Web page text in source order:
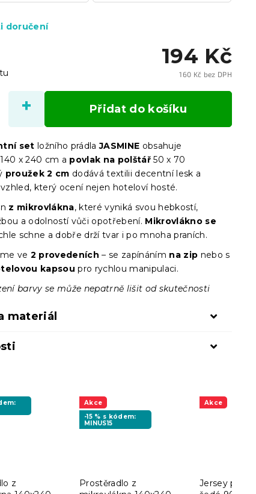
194 Kč
160 Kč bez DPH
cena:
doručení
Přidat do košíku
set ložního prádlaJASMINE obsahuje
140 x 240 cm a povlak na polštář50 x 70
proužek 2 cm dodává textilii decentní lesk a
který ocení nejen hoteloví hosté.
z mikrovlákna, které vyniká svou hebkostí,
a odolností vůči opotřebení. Mikrovlákno se
schne a dobře drží tvar i po mnoha praních.
ve 2 provedeních – se zapínáním na zip nebo s
kapsou pro rychlou manipulaci.
barvy se může nepatrně lišit od skutečnosti
materiál
z
Akce
-15 % s kódem:
MINUS15
Prostěradlo z
Akce
Jersey